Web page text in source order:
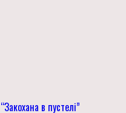
в пустелі”